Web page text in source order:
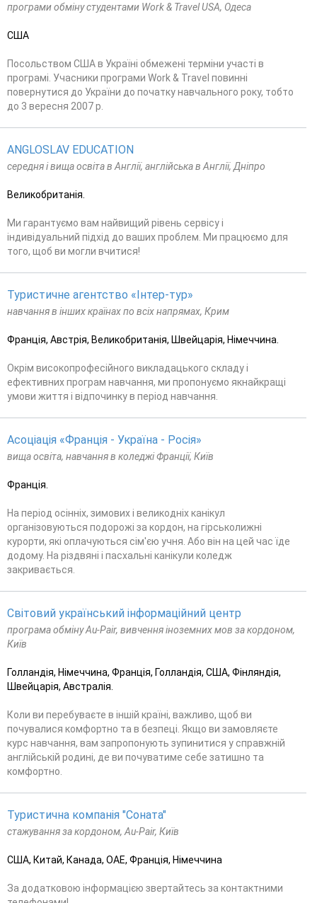
програми обміну студентами Work & Travel USA, Одеса
США
Посольством США в Україні обмежені терміни участі в
програмі. Учасники програми Work & Travel повинні
повернутися до України до початку навчального року, тобто
до 3 вересня 2007 р.
ANGLOSLAV EDUCATION
середня і вища освіта в Англії, англійська в Англії, Дніпро
Великобританія.
Ми гарантуємо вам найвищий рівень сервісу і
індивідуальний підхід до ваших проблем. Ми працюємо для
того, щоб ви могли вчитися!
Туристичне агентство «Інтер-тур»
навчання в інших країнах по всіх напрямах, Крим
Франція, Австрія, Великобританія, Швейцарія, Німеччина.
Окрім високопрофесійного викладацького складу і
ефективних програм навчання, ми пропонуємо якнайкращі
умови життя і відпочинку в період навчання.
Асоціація «Франція - Україна - Росія»
вища освіта, навчання в коледжі Франції, Київ
Франція.
На період осінніх, зимових і великодніх канікул
організовуються подорожі за кордон, на гірськолижні
курорти, які оплачуються сім'єю учня. Або він на цей час їде
додому. На різдвяні і пасхальні канікули коледж
закривається.
Світовий український інформаційний центр
програма обміну Au-Pair, вивчення іноземних мов за кордоном,
Київ
Голландія, Німеччина, Франція, Голландія, США, Фінляндія,
Швейцарія, Австралія.
Коли ви перебуваєте в іншій країні, важливо, щоб ви
почувалися комфортно та в безпеці. Якщо ви замовляєте
курс навчання, вам запропонують зупинитися у справжній
англійській родині, де ви почуватиме себе затишно та
комфортно.
Туристична компанія "Соната"
стажування за кордоном, Au-Pair, Київ
США, Китай, Канада, ОАЕ, Франція, Німеччина
За додатковою інформацією звертайтесь за контактними